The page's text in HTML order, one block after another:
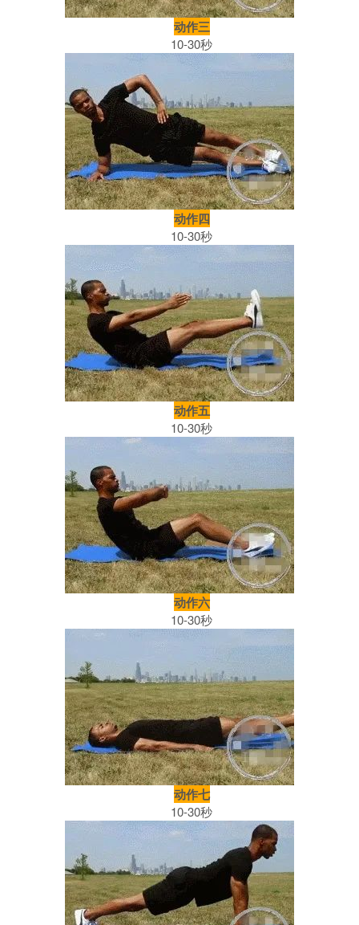
动作三
10-30秒
动作四
10-30秒
动作五
10-30秒
动作六
10-30秒
动作七
10-30秒